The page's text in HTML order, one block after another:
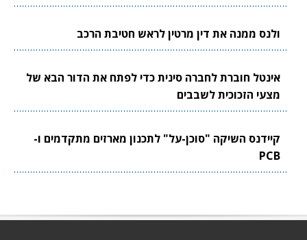
ולנס ממנה את דין מרטין לראש חטיבת הרכב
אינטל חוברת לחברה סינית כדי לפתח את הדור הבא של
מצעי הזכוכית לשבבים
קיידנס השיקה "סוכן-על" לתכנון מארזים מתקדמים ו-
PCB